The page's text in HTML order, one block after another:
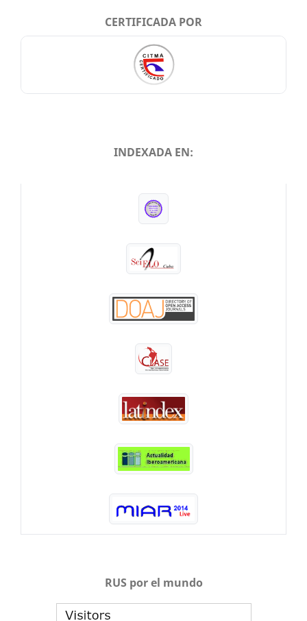
CERTIFICADA POR
INDEXADA EN:
RUS por el mundo